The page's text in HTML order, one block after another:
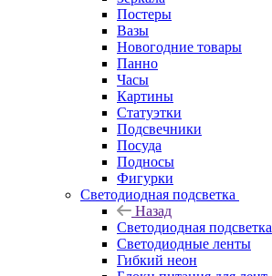
Постеры
Вазы
Новогодние товары
Панно
Часы
Картины
Статуэтки
Подсвечники
Посуда
Подносы
Фигурки
Светодиодная подсветка
Назад
Светодиодная подсветка
Светодиодные ленты
Гибкий неон